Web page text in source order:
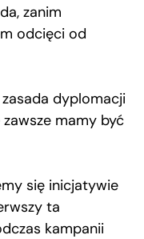
zanim
odcięci od
dyplomacji
mamy być
się inicjatywie
ta
kampanii